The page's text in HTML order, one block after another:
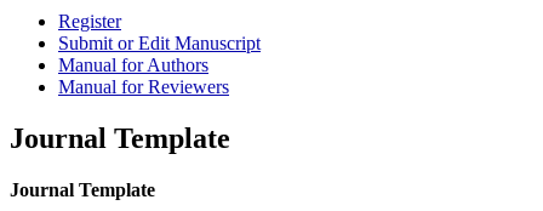
Register
Submit or Edit Manuscript
Manual for Authors
Manual for Reviewers
Journal Template
Journal Template